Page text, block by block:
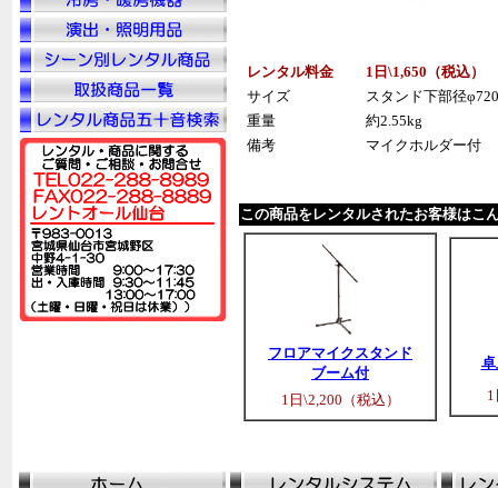
レンタル料金
1日\1,650（税込）
サイズ
スタンド下部径
重量
約2.55kg
備考
マイクホルダー付
この商品をレンタルされたお客様はこ
フロアマイクスタンド
ブーム付
1日\2,200（税込）